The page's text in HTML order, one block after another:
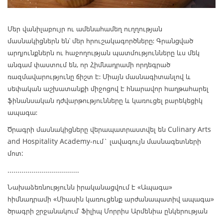
Մեր վանիլաբույր ու ամենահամեղ ուղղության
մասնակիցներն են՝ մեր հրուշակագործները։ Գրանցված
արդյունքներն ու հաջողության պատմությունները ևս մեկ
անգամ փաստում են, որ Հիմնադրամի որդեգրած
ռազմավարությունը ճիշտ է։ Միայն մասնագիտանլով և
սեփական աշխատանքի միջոցով է հնարավոր հաղթահարել
ֆինանսական դժվարթությունները և կառուցել բարեկեցիկ
ապագա։
Ծրագրի մասնակիցները վերապատրաստվել են Culinary Arts
and Hospitality Academy-ում` լավագույն մասնագետների
մոտ:
....................................
Նախաձեռնությունն իրականացվում է «Ապագա»
հիմնադրամի «Միասին կառուցենք արժանապատիվ ապագա»
ծրագրի շրջանակում՝ Ֆիլիպ Մորրիս Արմենիա ընկերության